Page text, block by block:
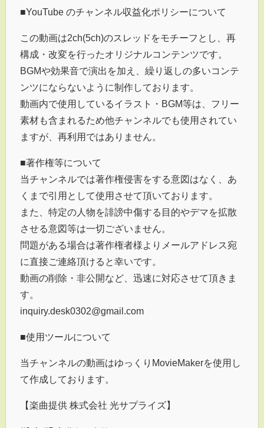
■YouTube のチャンネル収益化ポリシーについて
この動画は2ch(5ch)のスレッドをモチーフとし、再
構成・改変を行ったオリジナルコンテンツです。
BGMや効果音で演出を加え、繰り返しの多いコンテ
ンツにならないように制作しております。
動画内で使用しているイラスト・BGM等は、フリー
素材も含まれるため他チャンネルでも使用されてい
ますが、再利用ではありません。
■著作権等について
当チャンネルでは著作権侵害をする意図はなく、あ
くまで引用として使用させて頂いております。
また、特定の人物を誹謗中傷する目的やデマを拡散
させる意図等は一切ございません。
問題がある場合は著作権者様よりメールアドレス宛
に直接ご連絡頂けると幸いです。
動画の削除・非公開など、迅速に対応させて頂きま
す。
inquiry.desk0302@gmail.com
■使用ツールについて
当チャンネルの動画はゆっくりMovieMakerを使用し
て作成しております。
【楽曲提供 株式会社 光サプライズ】